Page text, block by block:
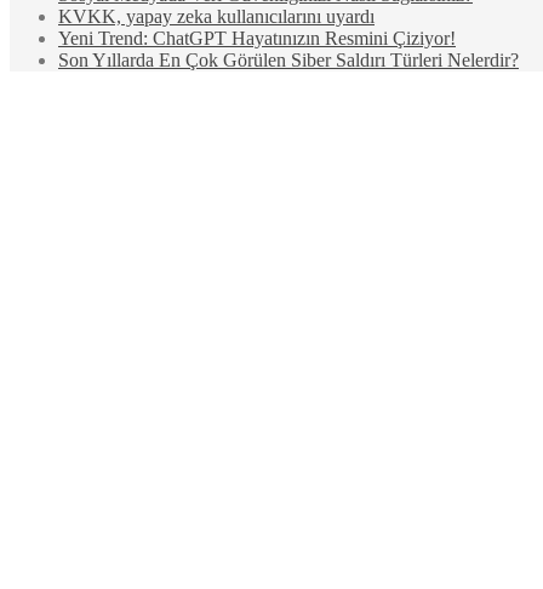
KVKK, yapay zeka kullanıcılarını uyardı
Yeni Trend: ChatGPT Hayatınızın Resmini Çiziyor!
Son Yıllarda En Çok Görülen Siber Saldırı Türleri Nelerdir?